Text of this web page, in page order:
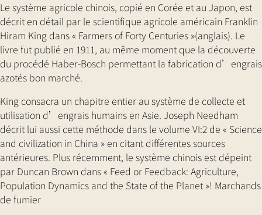
Le système agricole chinois, copié en Corée et au Japon, est
décrit en détail par le scientifique agricole américain Franklin
Hiram King dans « Farmers of Forty Centuries »(anglais). Le
livre fut publié en 1911, au même moment que la découverte
du procédé Haber-Bosch permettant la fabrication d’engrais
azotés bon marché.
King consacra un chapitre entier au système de collecte et
utilisation d’engrais humains en Asie. Joseph Needham
décrit lui aussi cette méthode dans le volume VI:2 de « Science
and civilization in China » en citant différentes sources
antérieures. Plus récemment, le système chinois est dépeint
par Duncan Brown dans « Feed or Feedback: Agriculture,
Population Dynamics and the State of the Planet »! Marchands
de fumier